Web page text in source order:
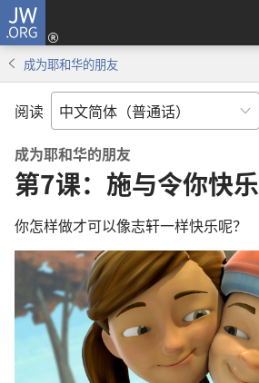
JW.ORG
成为耶和华的朋友
阅读
成为耶和华的朋友
第7课：施与令你快乐
你怎样做才可以像志轩一样快乐呢？